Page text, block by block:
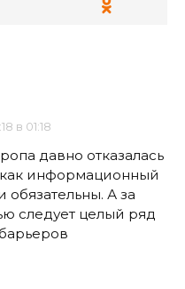
в 01:18
давно отказалась
как информационный
обязательны. А за
следует целый ряд